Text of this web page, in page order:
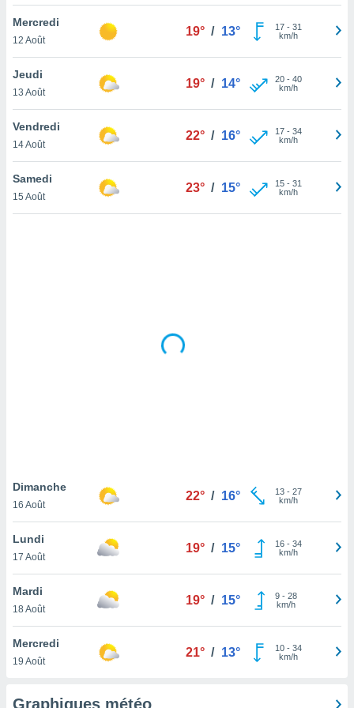
votre
à
en
le
notre
que
et que
Mercredi
12 Août
19° / 13° 17- 31
km/h
Jeudi
13 Août
19° / 14° 20- 40
km/h
Vendredi
14 Août
22° / 16° 17- 34
km/h
Samedi
15 Août
23° / 15° 15- 31
km/h
Dimanche
16 Août
22° / 16° 13- 27
km/h
Lundi
17 Août
19° / 15° 16- 34
km/h
Mardi
18 Août
19° / 15° 9- 28
km/h
Mercredi
19 Août
21° / 13° 10- 34
km/h
Graphiques météo